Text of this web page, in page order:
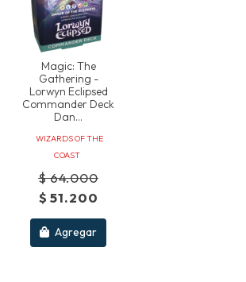
Magic: The
Gathering -
Lorwyn Eclipsed
Commander Deck
Dan...
WIZARDS OF THE
COAST
$ 64.000
$ 51.200
Agregar